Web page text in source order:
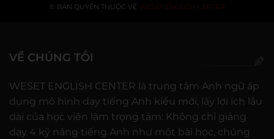
© BẢN QUYỀN THUỘC VỀ WESET ENGLISH CENTER
VỀ CHÚNG TÔI
WESET ENGLISH CENTER là trung tâm Anh ngữ áp
dụng mô hình dạy tiếng Anh kiểu mới, lấy lợi ích lâu
dài của học viên làm trọng tâm: Không chỉ giảng
dạy 4 kỹ năng tiếng Anh như một bài học, chúng